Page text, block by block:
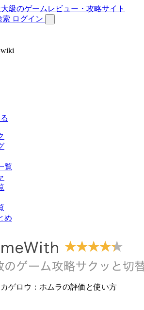
索 ログイン
覧
め
カゲロウ：ホムラの評価と使い方